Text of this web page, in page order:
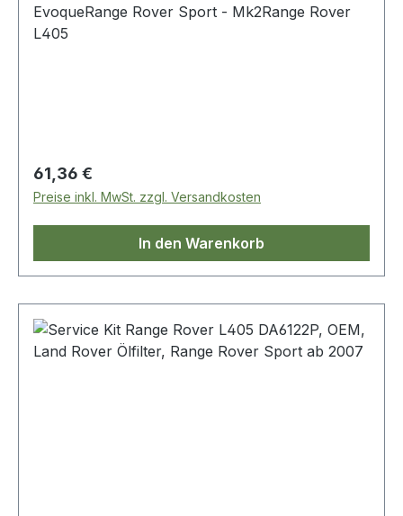
EvoqueRange Rover Sport - Mk2Range Rover
L405
Regulärer Preis:
61,36 €
Preise inkl. MwSt. zzgl. Versandkosten
In den Warenkorb